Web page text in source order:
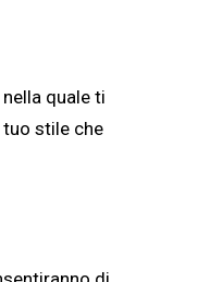
nella quale ti
stile che